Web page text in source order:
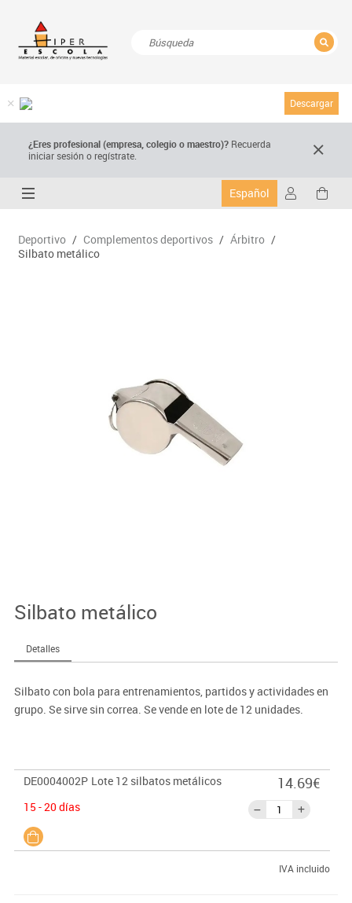
Descargar
¿Eres profesional (empresa, colegio o maestro)? Recuerda
iniciar sesión o regístrate.
Español
Deportivo / Complementos deportivos / Árbitro /
Silbato metálico
Silbato metálico
Detalles
Silbato con bola para entrenamientos, partidos y actividades en
grupo. Se sirve sin correa. Se vende en lote de 12 unidades.
DE0004002P Lote 12 silbatos metálicos
15 - 20 días
14.69€
IVA incluido